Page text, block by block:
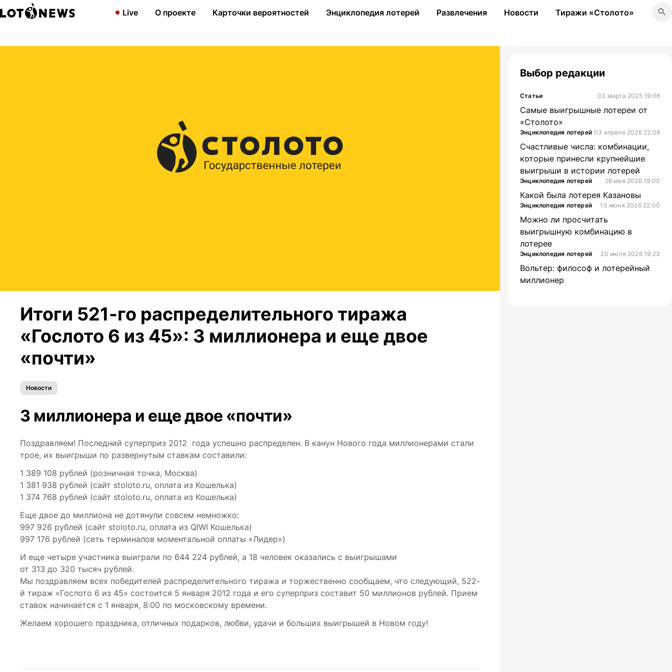
Live О проекте Карточки вероятностей Энциклопедия лотерей Развлечения Новости Тиражи «Столото»
Итоги 521-го распределительного тиража
«Гослото 6 из 45»: 3 миллионера и еще двое
«почти»
Новости
3 миллионера и еще двое «почти»
Поздравляем! Последний суперприз 2012 года успешно распределен. В канун Нового года миллионерами стали
трое, их выигрыши по развернутым ставкам составили:
1 389 108 рублей (розничная точка, Москва)
1 381 938 рублей (сайт stoloto.ru, оплата из Кошелька)
1 374 768 рублей (сайт stoloto.ru, оплата из Кошелька)
Еще двое до миллиона не дотянули совсем немножко:
997 926 рублей (сайт stoloto.ru, оплата из QIWI Кошелька)
997 176 рублей (сеть терминалов моментальной оплаты «Лидер»)
И еще четыре участника выиграли по 644 224 рублей, а 18 человек оказались с выигрышами
от 313 до 320 тысяч рублей.
Мы поздравляем всех победителей распределительного тиража и торжественно сообщаем, что следующий, 522-
й тираж «Гослото 6 из 45» состоится 5 января 2012 года и его суперприз составит 50 миллионов рублей. Прием
ставок начинается с 1 января, 8:00 по московскому времени.
Желаем хорошего праздника, отличных подарков, любви, удачи и больших выигрышей в Новом году!
Выбор редакции
Статьи 03 марта 2025 19:06
Самые выигрышные лотереи от
«Столото»
Энциклопедия лотерей 03 апреля 2026 22:08
Счастливые числа: комбинации,
которые принесли крупнейшие
выигрыши в истории лотерей
Энциклопедия лотерей 26 мая 2026 19:00
Какой была лотерея Казановы
Энциклопедия лотерей 10 июня 2026 22:00
Можно ли просчитать
выигрышную комбинацию в
лотерее
Энциклопедия лотерей 20 июля 2026 19:23
Вольтер: философ и лотерейный
миллионер